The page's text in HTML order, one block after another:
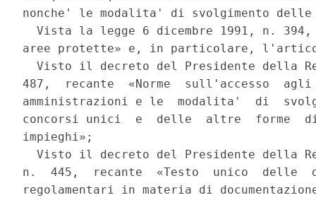
nonche' le modalita' di svolgimento
Vista la legge 6 dicembre 1991, n.
aree protette» e, in particolare,
Visto il decreto del Presidente della
487,  recante  «Norme  sull'accesso
amministrazioni e le  modalita'  di
concorsi unici  e  delle  altre  forme
impieghi»;
Visto il decreto del Presidente della
n.  445,  recante  «Testo  unico  delle
regolamentari in materia di